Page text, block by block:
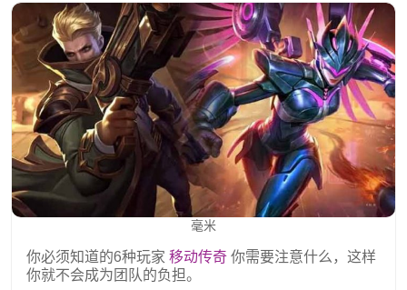
毫米
你必须知道的6种玩家 移动传奇 你需要注意什么，这样
你就不会成为团队的负担。